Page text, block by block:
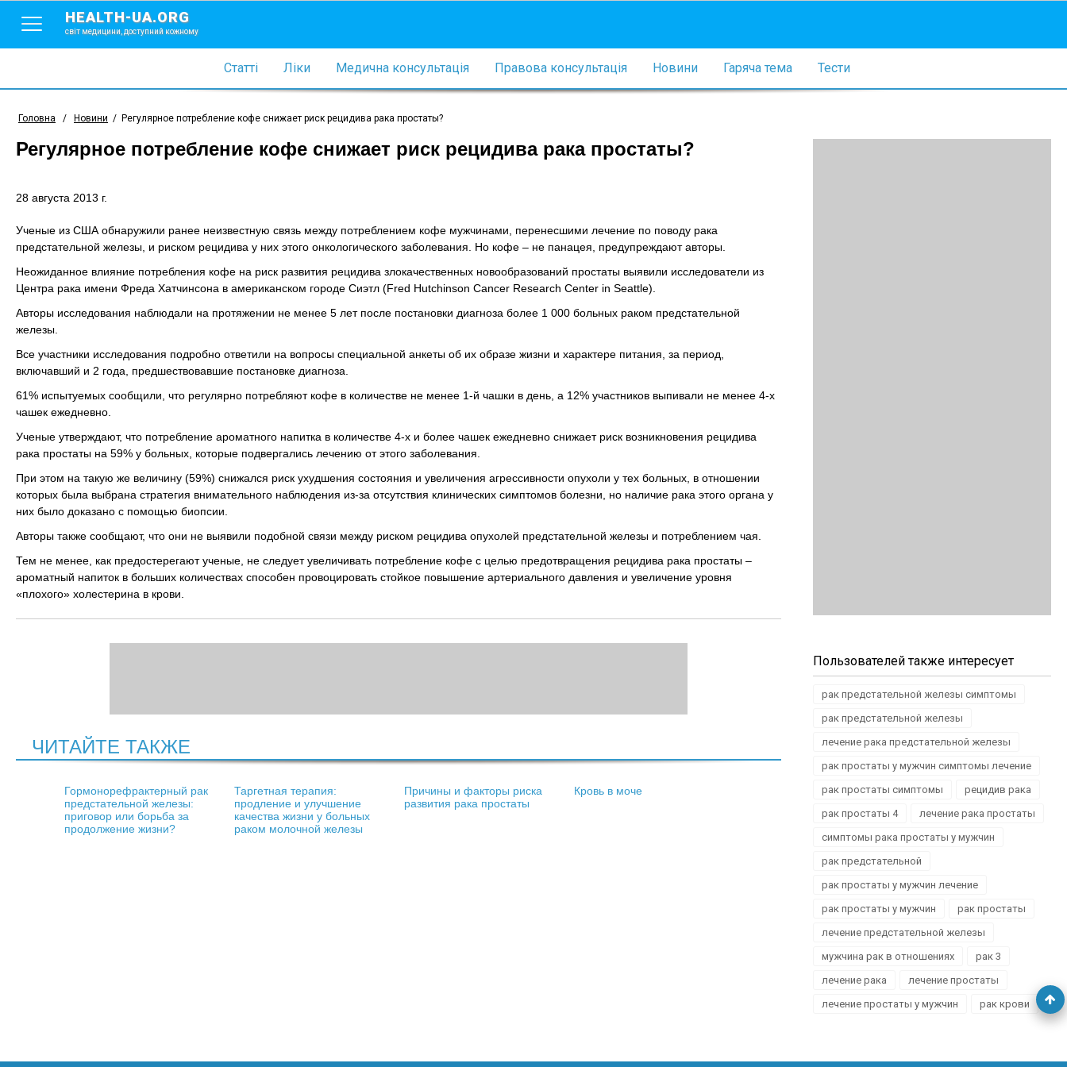
HEALTH-UA.ORG
світ медицини, доступний кожному
Статті Ліки Медична консультація Правова консультація Новини Гаряча тема Тести
Головна / Новини / Регулярное потребление кофе снижает риск рецидива рака простаты?
Регулярное потребление кофе снижает риск рецидива рака простаты?
28 августа 2013 г.
Ученые из США обнаружили ранее неизвестную связь между потреблением кофе мужчинами, перенесшими лечение по поводу рака
предстательной железы, и риском рецидива у них этого онкологического заболевания. Но кофе – не панацея, предупреждают авторы.
Неожиданное влияние потребления кофе на риск развития рецидива злокачественных новообразований простаты выявили исследователи из
Центра рака имени Фреда Хатчинсона в американском городе Сиэтл (Fred Hutchinson Cancer Research Center in Seattle).
Авторы исследования наблюдали на протяжении не менее 5 лет после постановки диагноза более 1 000 больных раком предстательной
железы.
Все участники исследования подробно ответили на вопросы специальной анкеты об их образе жизни и характере питания, за период,
включавший и 2 года, предшествовавшие постановке диагноза.
61% испытуемых сообщили, что регулярно потребляют кофе в количестве не менее 1-й чашки в день, а 12% участников выпивали не менее 4-х
чашек ежедневно.
Ученые утверждают, что потребление ароматного напитка в количестве 4-х и более чашек ежедневно снижает риск возникновения рецидива
рака простаты на 59% у больных, которые подвергались лечению от этого заболевания.
При этом на такую же величину (59%) снижался риск ухудшения состояния и увеличения агрессивности опухоли у тех больных, в отношении
которых была выбрана стратегия внимательного наблюдения из-за отсутствия клинических симптомов болезни, но наличие рака этого органа у
них было доказано с помощью биопсии.
Авторы также сообщают, что они не выявили подобной связи между риском рецидива опухолей предстательной железы и потреблением чая.
Тем не менее, как предостерегают ученые, не следует увеличивать потребление кофе с целью предотвращения рецидива рака простаты –
ароматный напиток в больших количествах способен провоцировать стойкое повышение артериального давления и увеличение уровня
«плохого» холестерина в крови.
ЧИТАЙТЕ ТАКЖЕ
Гормонорефрактерный рак
предстательной железы:
приговор или борьба за
продолжение жизни?
Таргетная терапия:
продление и улучшение
качества жизни у больных
раком молочной железы
Причины и факторы риска
развития рака простаты
Кровь в моче
Пользователей также интересует
рак предстательной железы симптомы
рак предстательной железы
лечение рака предстательной железы
рак простаты у мужчин симптомы лечение
рак простаты симптомы
рецидив рака
рак простаты 4
лечение рака простаты
симптомы рака простаты у мужчин
рак предстательной
рак простаты у мужчин лечение
рак простаты у мужчин
рак простаты
лечение предстательной железы
мужчина рак в отношениях
рак 3
лечение рака
лечение простаты
лечение простаты у мужчин
рак крови